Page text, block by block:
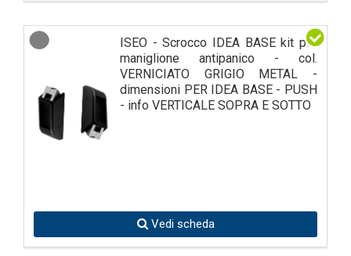
ISEO - Scrocco IDEA BASE kit per
maniglione antipanico - col.
VERNICIATO GRIGIO METAL -
dimensioni PER IDEA BASE - PUSH
- info VERTICALE SOPRA E SOTTO
Vedi scheda